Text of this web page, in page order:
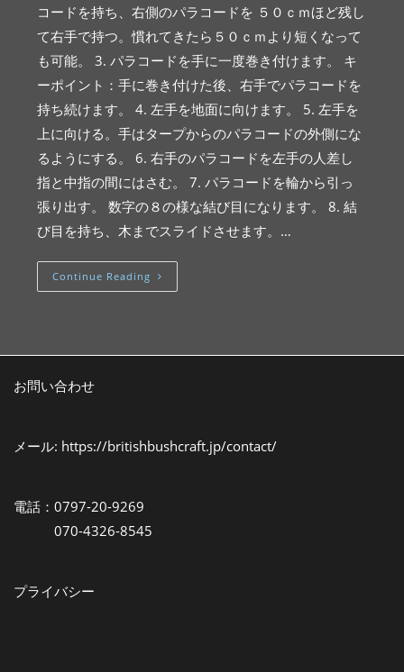
コードを持ち、右側のパラコードを ５０ｃｍほど残し
て右手で持つ。慣れてきたら５０ｃｍより短くなって
も可能。 3. パラコードを手に一度巻き付けます。 キ
ーポイント：手に巻き付けた後、右手でパラコードを
持ち続けます。 4. 左手を地面に向けます。 5. 左手を
上に向ける。手はタープからのパラコードの外側にな
るようにする。 6. 右手のパラコードを左手の人差し
指と中指の間にはさむ。 7. パラコードを輪から引っ
張り出す。 数字の８の様な結び目になります。 8. 結
び目を持ち、木までスライドさせます。…
Continue Reading
お問い合わせ
メール: https://britishbushcraft.jp/contact/
電話：0797-20-9269
070-4326-8545
プライバシー